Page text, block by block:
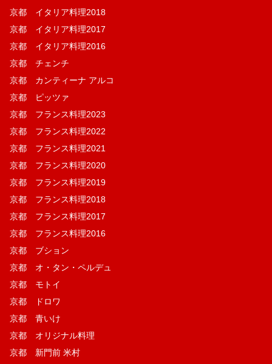
京都 イタリア料理2018
京都 イタリア料理2017
京都 イタリア料理2016
京都 チェンチ
京都 カンティーナ アルコ
京都 ピッツァ
京都 フランス料理2023
京都 フランス料理2022
京都 フランス料理2021
京都 フランス料理2020
京都 フランス料理2019
京都 フランス料理2018
京都 フランス料理2017
京都 フランス料理2016
京都 ブション
京都 オ・タン・ペルデュ
京都 モトイ
京都 ドロワ
京都 青いけ
京都 オリジナル料理
京都 新門前 米村